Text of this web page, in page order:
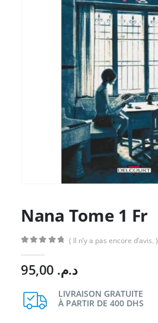
Nana Tome 1 Fr
( Il n’y a pas encore d’avis. )
د.م.
LIVRAISON GRATUITE
À PARTIR DE 400 DHS